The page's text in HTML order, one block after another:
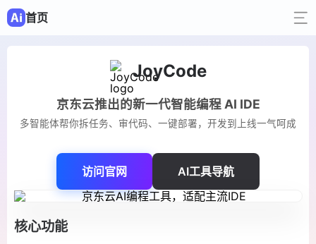
首页
JoyCode
京东云推出的新一代智能编程 AI IDE
多智能体帮你拆任务、审代码、一键部署，开发到上线一气呵成
访问官网 AI工具导航
核心功能